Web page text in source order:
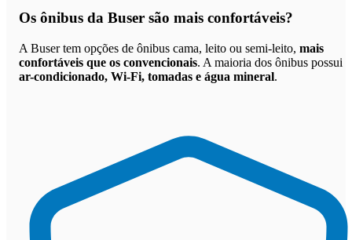
Os ônibus da Buser são mais confortáveis?
A Buser tem opções de ônibus cama, leito ou semi-leito, mais
confortáveis que os convencionais. A maioria dos ônibus possui
ar-condicionado, Wi-Fi, tomadas e água mineral.